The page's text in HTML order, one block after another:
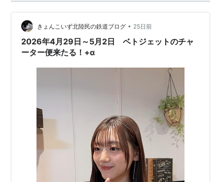
きょんこいず北陸民の鉄道ブログ • 25日前
2026年4月29日～5月2日 ベトジェットのチャ
ーター便来たる！+α